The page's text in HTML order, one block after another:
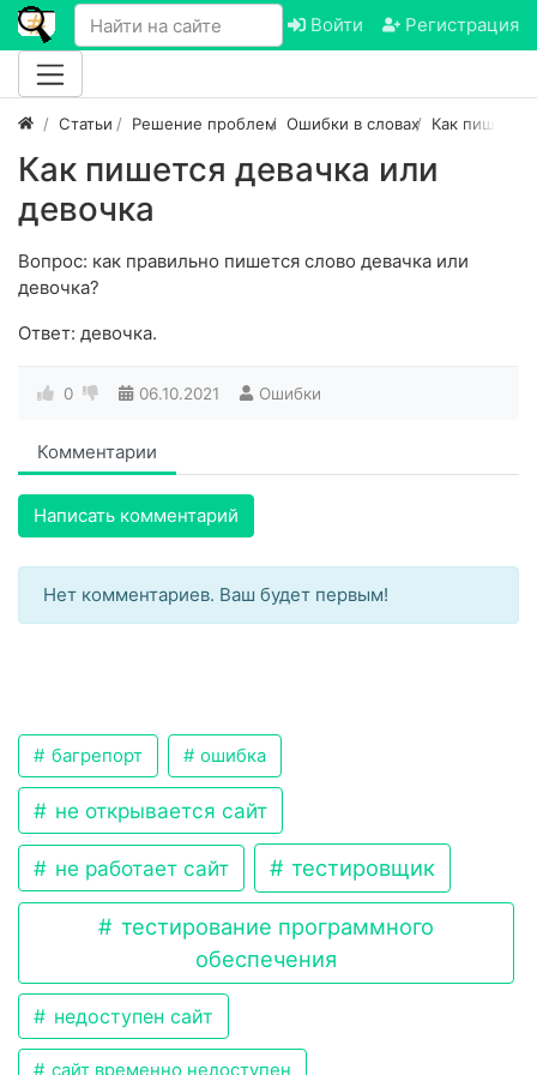
Войти Регистрация
Статьи Решение проблем Ошибки в словах Как пишется
Как пишется девачка или
девочка
Вопрос: как правильно пишется слово девачка или
девочка?
Ответ: девочка.
0 06.10.2021 Ошибки
Комментарии
Написать комментарий
Нет комментариев. Ваш будет первым!
багрепорт ошибка
не открывается сайт
не работает сайт тестировщик
тестирование программного
обеспечения
недоступен сайт
сайт временно недоступен